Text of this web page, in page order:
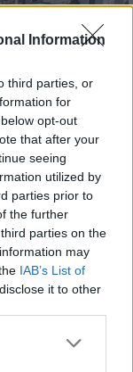
Information
third parties, or
for
opt-out
that after your
seeing
utilized by
parties prior to
the further
parties on the
may
IAB’s List of
it to other
Zrt.
Flórián téri